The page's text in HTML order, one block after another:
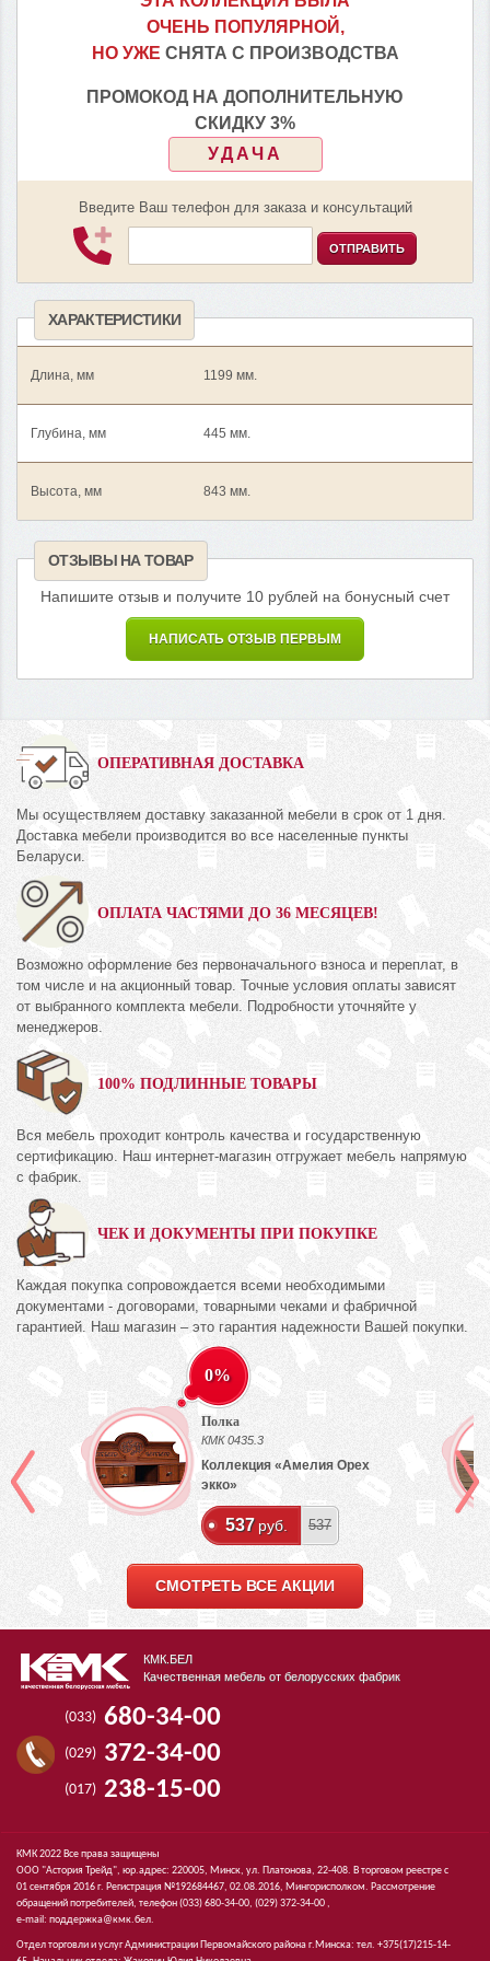
ОЧЕНЬ ПОПУЛЯРНОЙ,
НО УЖЕ СНЯТА С ПРОИЗВОДСТВА
ПРОМОКОД НА ДОПОЛНИТЕЛЬНУЮ
СКИДКУ 3%
УДАЧА
Введите Ваш телефон для заказа и консультаций
ОТПРАВИТЬ
ХАРАКТЕРИСТИКИ
Длина, мм 1199 мм.
Глубина, мм 445 мм.
Высота, мм 843 мм.
ОТЗЫВЫ НА ТОВАР
Напишите отзыв и получите 10 рублей на бонусный счет
НАПИСАТЬ ОТЗЫВ ПЕРВЫМ
ОПЕРАТИВНАЯ ДОСТАВКА
Мы осуществляем доставку заказанной мебели в срок от 1 дня.
Доставка мебели производится во все населенные пункты
Беларуси.
ОПЛАТА ЧАСТЯМИ ДО 36 МЕСЯЦЕВ!
Возможно оформление без первоначального взноса и переплат, в
том числе и на акционный товар. Точные условия оплаты зависят
от выбранного комплекта мебели. Подробности уточняйте у
менеджеров.
100% ПОДЛИННЫЕ ТОВАРЫ
Вся мебель проходит контроль качества и государственную
сертификацию. Наш интернет-магазин отгружает мебель напрямую
с фабрик.
ЧЕК И ДОКУМЕНТЫ ПРИ ПОКУПКЕ
Каждая покупка сопровождается всеми необходимыми
документами - договорами, товарными чеками и фабричной
гарантией. Наш магазин – это гарантия надежности Вашей покупки.
0%
Полка
КМК 0435.3
Коллекция «Амелия Орех
экко»
537 руб. 537
СМОТРЕТЬ ВСЕ АКЦИИ
КМК.БЕЛ
Качественная мебель от белорусских фабрик
(033) 680-34-00
(029) 372-34-00
(017) 238-15-00
КМК 2022 Все права защищены
ООО "Астория Трейд", юр.адрес: 220005, Минск, ул. Платонова, 22-408. В торговом реестре с
01 сентября 2016 г. Регистрация №192684467, 02.08.2016, Мингорисполком. Рассмотрение
обращений потребителей, телефон(033)680-34-00, (029)372-34-00 ,
e-mail: поддержка@кмк.бел.
Отдел торговли и услуг Администрации Первомайского района г.Минска: тел. +375(17)215-14-